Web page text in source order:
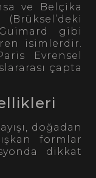
ve Belçika
gibi
isimlerdir.
Evrensel
çapta
doğadan
formlar
dikkat